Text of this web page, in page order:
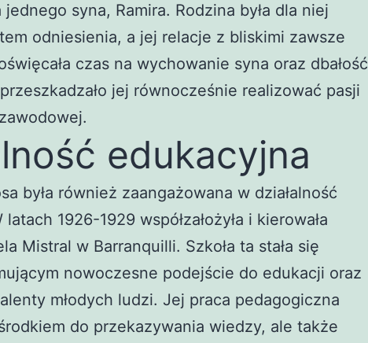
jednego syna, Ramira. Rodzina była dla niej
odniesienia, a jej relacje z bliskimi zawsze
czas na wychowanie syna oraz dbałość
jej równocześnie realizować pasji
edukacyjna
była również zaangażowana w działalność
1926-1929 współzałożyła i kierowała
Mistral w Barranquilli. Szkoła ta stała się
nowoczesne podejście do edukacji oraz
młodych ludzi. Jej praca pedagogiczna
do przekazywania wiedzy, ale także